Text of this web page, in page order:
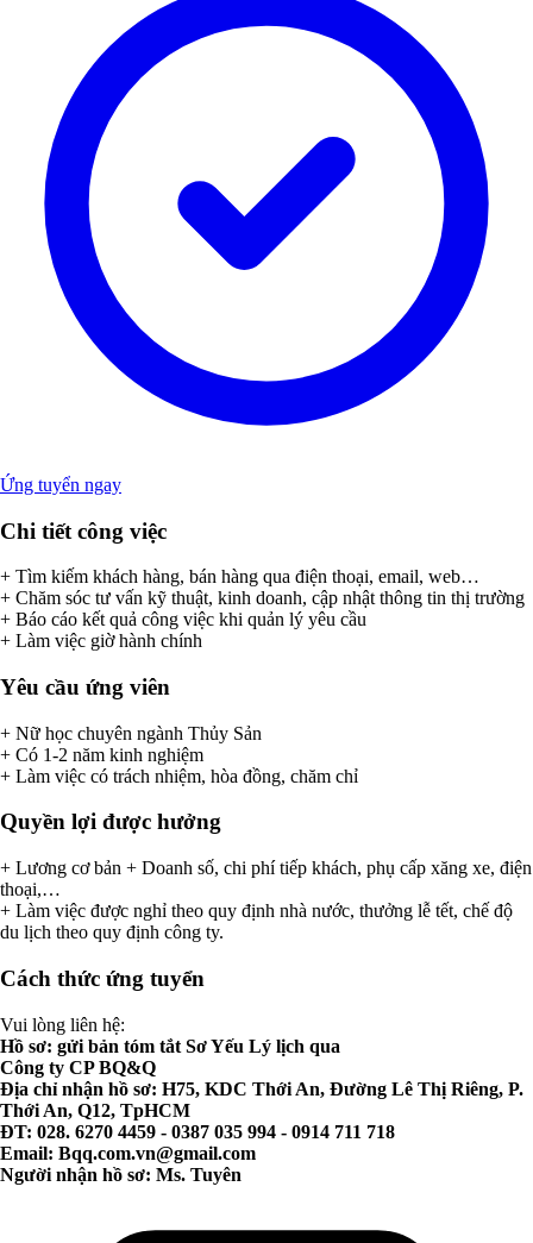
Ứng tuyển ngay
Chi tiết công việc
+ Tìm kiếm khách hàng, bán hàng qua điện thoại, email, web…
+ Chăm sóc tư vấn kỹ thuật, kinh doanh, cập nhật thông tin thị trường
+ Báo cáo kết quả công việc khi quản lý yêu cầu
+ Làm việc giờ hành chính
Yêu cầu ứng viên
+ Nữ học chuyên ngành Thủy Sản
+ Có 1-2 năm kinh nghiệm
+ Làm việc có trách nhiệm, hòa đồng, chăm chỉ
Quyền lợi được hưởng
+ Lương cơ bản + Doanh số, chi phí tiếp khách, phụ cấp xăng xe, điện
thoại,…
+ Làm việc được nghỉ theo quy định nhà nước, thưởng lễ tết, chế độ
du lịch theo quy định công ty.
Cách thức ứng tuyển
Vui lòng liên hệ:
Hồ sơ: gửi bản tóm tắt Sơ Yếu Lý lịch qua
Công ty CP BQ&Q
Địa chỉ nhận hồ sơ: H75, KDC Thới An, Đường Lê Thị Riêng, P.
Thới An, Q12, TpHCM
ĐT: 028. 6270 4459 - 0387 035 994 - 0914 711 718
Email: Bqq.com.vn@gmail.com
Người nhận hồ sơ: Ms. Tuyên